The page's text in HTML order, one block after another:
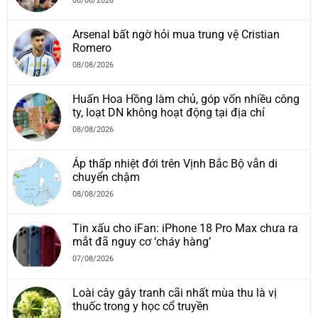
Arsenal bất ngờ hỏi mua trung vệ Cristian
Romero
08/08/2026
Huấn Hoa Hồng làm chủ, góp vốn nhiều công
ty, loạt DN không hoạt động tại địa chỉ
08/08/2026
Áp thấp nhiệt đới trên Vịnh Bắc Bộ vẫn di
chuyển chậm
08/08/2026
Tin xấu cho iFan: iPhone 18 Pro Max chưa ra
mắt đã nguy cơ ‘cháy hàng’
07/08/2026
Loài cây gây tranh cãi nhất mùa thu là vị
thuốc trong y học cổ truyền